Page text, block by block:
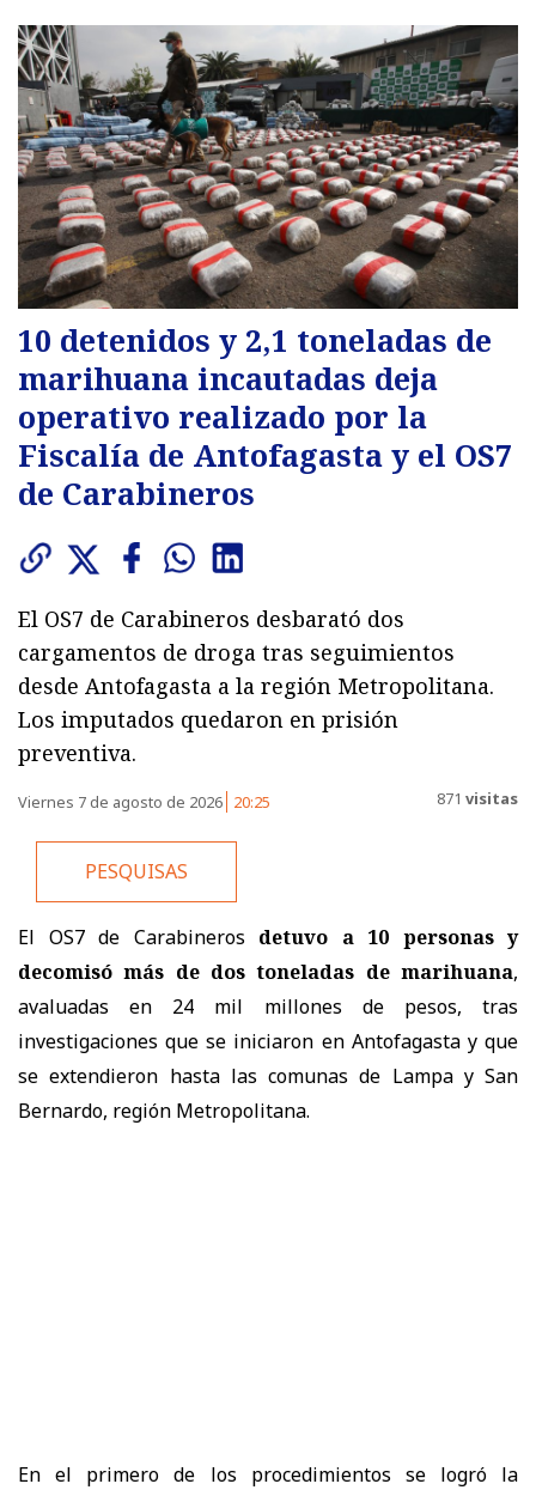
10 detenidos y 2,1 toneladas de
marihuana incautadas deja
operativo realizado por la
Fiscalía de Antofagasta y el OS7
de Carabineros
El OS7 de Carabineros desbarató dos
cargamentos de droga tras seguimientos
desde Antofagasta a la región Metropolitana.
Los imputados quedaron en prisión
preventiva.
Viernes 7 de agosto de 2026 20:25 871 visitas
PESQUISAS
El OS7 de Carabineros detuvo a 10 personas y
decomisó más de dos toneladas de marihuana,
avaluadas en 24 mil millones de pesos, tras
investigaciones que se iniciaron en Antofagasta y que
se extendieron hasta las comunas de Lampa y San
Bernardo, región Metropolitana.
En el primero de los procedimientos se logró la